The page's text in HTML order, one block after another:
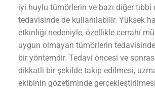
iyi huylu tümörlerin ve bazı diğer tıbbi
tedavisinde de kullanılabilir. Yüksek
etkinliği nedeniyle, özellikle cerrahi
uygun olmayan tümörlerin
bir yöntemdir. Tedavi öncesi ve
dikkatli bir şekilde takip edilmesi,
ekibinin gözetiminde